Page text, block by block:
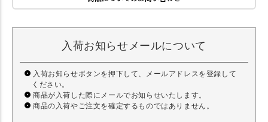
入荷お知らせメールについて
入荷お知らせボタンを押下して、メールアドレスを登録して
ください。
商品が入荷した際にメールでお知らせいたします。
商品の入荷やご注文を確定するものではありません。